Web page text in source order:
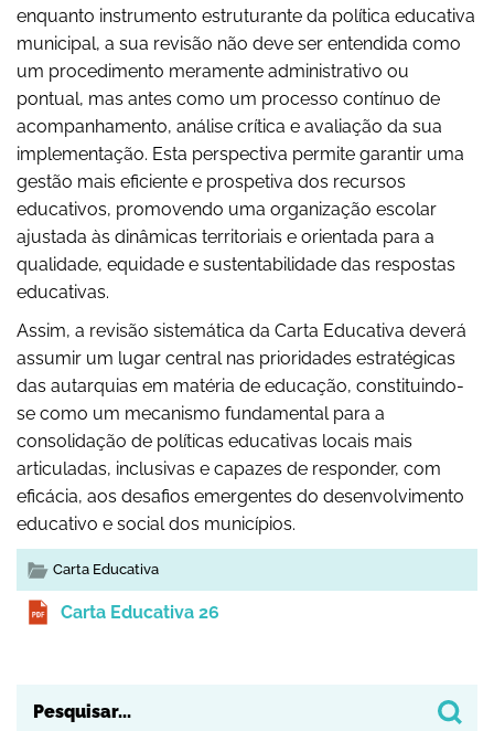
enquanto instrumento estruturante da política educativa
municipal, a sua revisão não deve ser entendida como
um procedimento meramente administrativo ou
pontual, mas antes como um processo contínuo de
acompanhamento, análise crítica e avaliação da sua
implementação. Esta perspectiva permite garantir uma
gestão mais eficiente e prospetiva dos recursos
educativos, promovendo uma organização escolar
ajustada às dinâmicas territoriais e orientada para a
qualidade, equidade e sustentabilidade das respostas
educativas.
Assim, a revisão sistemática da Carta Educativa deverá
assumir um lugar central nas prioridades estratégicas
das autarquias em matéria de educação, constituindo-
se como um mecanismo fundamental para a
consolidação de políticas educativas locais mais
articuladas, inclusivas e capazes de responder, com
eficácia, aos desafios emergentes do desenvolvimento
educativo e social dos municípios.
Carta Educativa
Carta Educativa 26